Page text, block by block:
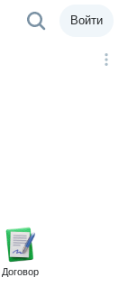
Войти
Договор